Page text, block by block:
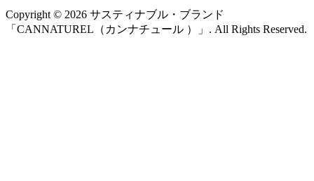
Copyright © 2026 サスティナブル・ブランド
「CANNATUREL（カンナチュール ）」. All Rights Reserved.